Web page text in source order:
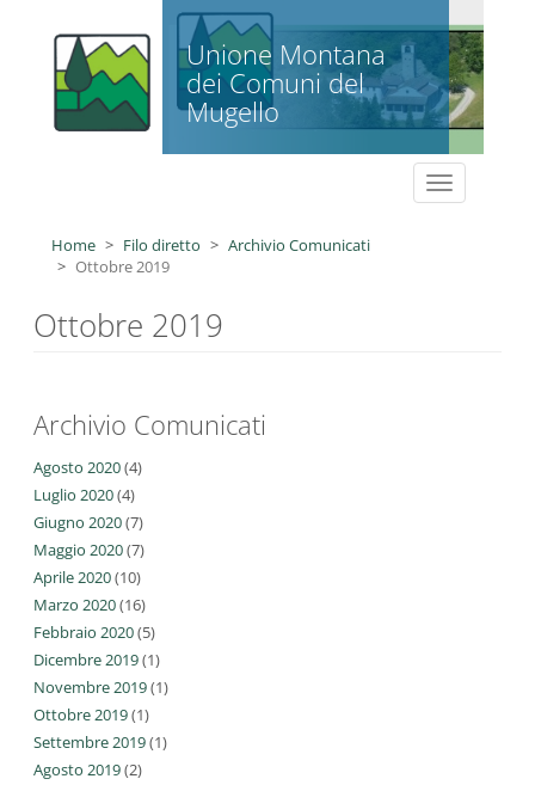
Salta al contenuto principale
Unione Montana
dei Comuni del
Mugello
Toggle
navigation
Home
Filo diretto
Archivio Comunicati
Ottobre 2019
Ottobre 2019
Archivio Comunicati
Agosto 2020(4)
Luglio 2020(4)
Giugno 2020(7)
Maggio 2020(7)
Aprile 2020(10)
Marzo 2020(16)
Febbraio 2020(5)
Dicembre 2019(1)
Novembre 2019(1)
Ottobre 2019(1)
Settembre 2019(1)
Agosto 2019(2)